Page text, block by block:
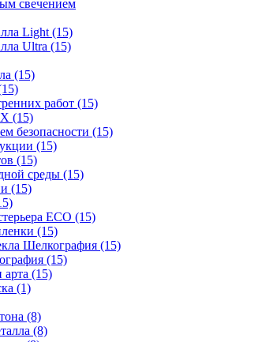
свечением
Light (15)
Ultra (15)
(15)
работ (15)
(15)
безопасности (15)
(15)
(15)
среды (15)
(15)
ECO (15)
(15)
Шелкография (15)
(15)
арта (15)
(1)
(8)
(8)